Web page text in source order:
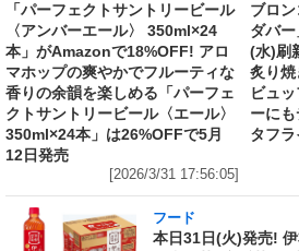
「パーフェクトサントリービール
〈アンバーエール〉 350ml×24
本」がAmazonで18%OFF! アロ
マホップの爽やかでフルーティな
香りの余韻を楽しめる「パーフェ
クトサントリービール〈エール〉
350ml×24本」は26%OFFで5月
12日発売
[2026/3/31 17:56:05]
ブロ
ダバ
(水)刷
炙り焼
ビュ
ーに
タフ
フード
本日31日(火)発売!